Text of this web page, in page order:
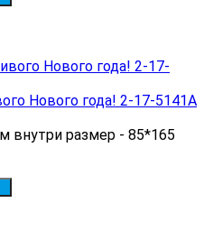
Нового года! 2-17-5141А
внутри размер - 85*165